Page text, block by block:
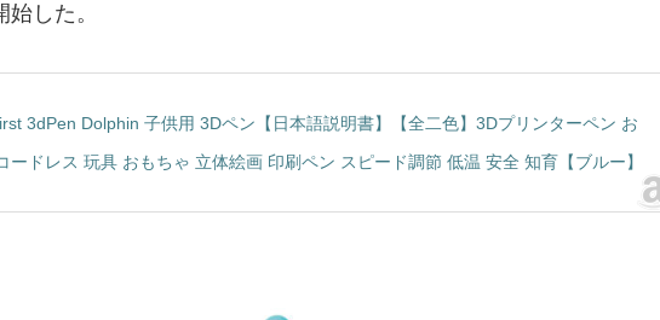
始した。
3dPen Dolphin 子供用 3Dペン【日本語説明書】【全二色】3Dプリンターペン お
ードレス 玩具 おもちゃ 立体絵画 印刷ペン スピード調節 低温 安全 知育【ブルー】